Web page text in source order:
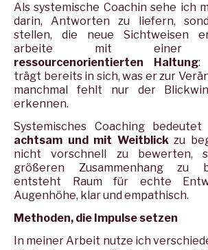
Als systemische Coachin sehe ich
darin, Antworten zu liefern,
stellen, die neue Sichtweisen
arbeite mit
ressourcenorientierten Haltung:
trägt bereits in sich, was er zur
manchmal fehlt nur der
erkennen.
Systemisches Coaching
achtsam und mit Weitblickzu
nicht vorschnell zu bewerten,
größeren Zusammenhang zu
entsteht Raum für echte
Augenhöhe, klar und empathisch.
Methoden, die Impulse setzen
In meiner Arbeit nutze ich